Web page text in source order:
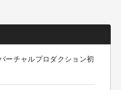
ーチャルプロダクション初